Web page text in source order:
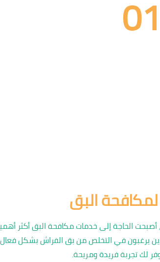
البق
أصبحت الحاجة إلى خدمات مكافحة البق أكثر
يرغبون في التخلص من بق الفراش بشكل
لك تجربة فريدة ومريحة.